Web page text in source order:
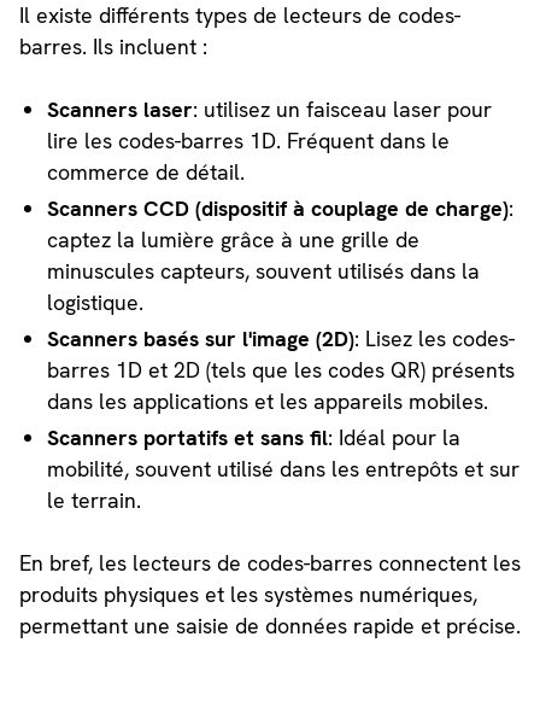
Il existe différents types de lecteurs de codes-
barres. Ils incluent :
Scanners laser: utilisez un faisceau laser pour
lire les codes-barres 1D. Fréquent dans le
commerce de détail.
Scanners CCD (dispositif à couplage de charge):
captez la lumière grâce à une grille de
minuscules capteurs, souvent utilisés dans la
logistique.
Scanners basés sur l'image (2D): Lisez les codes-
barres 1D et 2D (tels que les codes QR) présents
dans les applications et les appareils mobiles.
Scanners portatifs et sans fil: Idéal pour la
mobilité, souvent utilisé dans les entrepôts et sur
le terrain.
En bref, les lecteurs de codes-barres connectent les
produits physiques et les systèmes numériques,
permettant une saisie de données rapide et précise.